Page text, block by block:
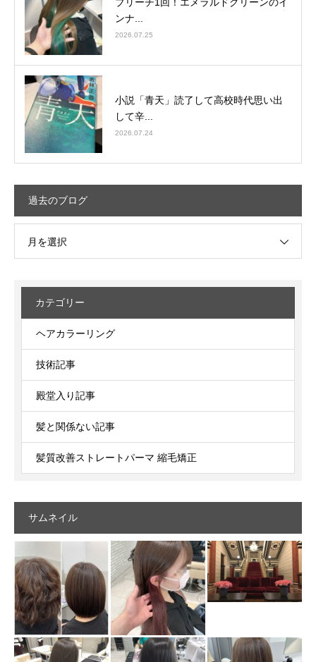
ンナ...
2026.07.25
小説「青天」読了して高校時代思い出
して辛...
2026.07.24
過去のブログ
月を選択
カテゴリー
ヘアカラーリング
技術記事
殿堂入り記事
髪と関係ない記事
髪質改善ストレートパーマ 縮毛矯正
サムネイル